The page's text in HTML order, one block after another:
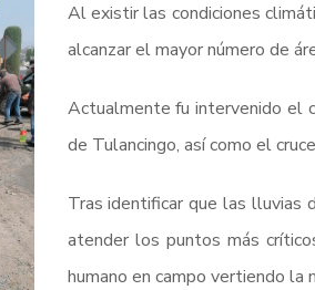
Al existir las condiciones
alcanzar el mayor número de
Actualmente fu intervenido el
de Tulancingo, así como el
Tras identificar que las lluvias
atender los puntos más
humano en campo vertiendo la